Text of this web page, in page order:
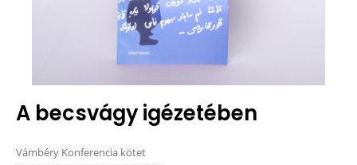
A becsvágy igézetében
Vámbéry Konferencia kötet